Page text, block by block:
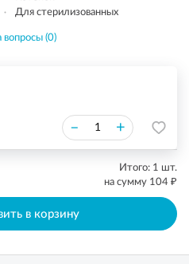
Для стерилизованных
(0)
– +
Итого: 1 шт.
на сумму 104 ₽
в корзину